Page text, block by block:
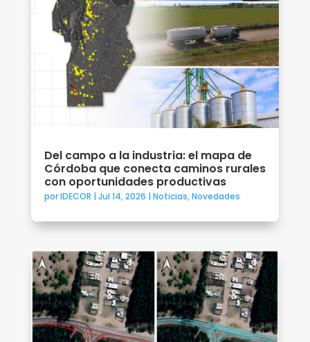
Del campo a la industria: el mapa de
Córdoba que conecta caminos rurales
con oportunidades productivas
porIDECOR | Jul 14, 2026 | Noticias,Novedades